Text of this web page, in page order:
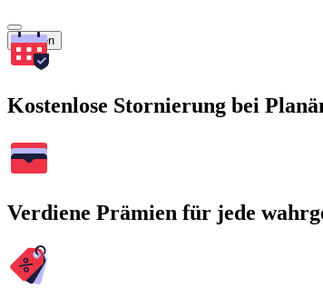
Suchen
Kostenlose Stornierung bei
Verdiene Prämien für jede